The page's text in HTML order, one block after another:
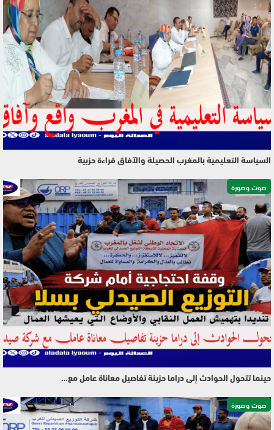
السياسة التعليمية بالمغرب الحصيلة والآفاق قراءة حزبية
صوت وصورة
حينما تتحول الحوادث إلى دراما حزينة تفاصيل معاناة عامل مع…
صوت وصورة